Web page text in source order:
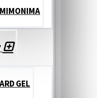
GEL